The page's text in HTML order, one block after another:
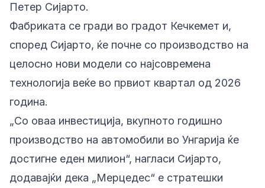
Петер Сијарто.
Фабриката се гради во градот Кечкемет и,
според Сијарто, ќе почне со производство на
целосно нови модели со најсовремена
технологија веќе во првиот квартал од 2026
година.
„Со оваа инвестиција, вкупното годишно
производство на автомобили во Унгарија ќе
достигне еден милион“, нагласи Сијарто,
додавајќи дека „Мерцедес“ е стратешки